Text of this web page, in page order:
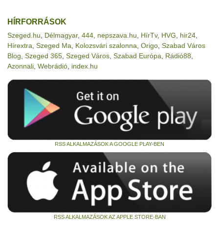
HÍRFORRÁSOK
Szeged.hu Délmagyar, 444 nepszava.hu HírTv, HVG hir24
Hírextra Szeged Ma Kolozsvári szalonna Origo Szabad Város
Blog Szeged 365 Szeged Város Szabad Európa Rádió88
Azonnali Webrádió index.hu
RSS ALKALMAZÁSOK A GOOGLE PLAY-BEN
RSS ALKALMAZÁSOK AZ APPLE STORE-BAN